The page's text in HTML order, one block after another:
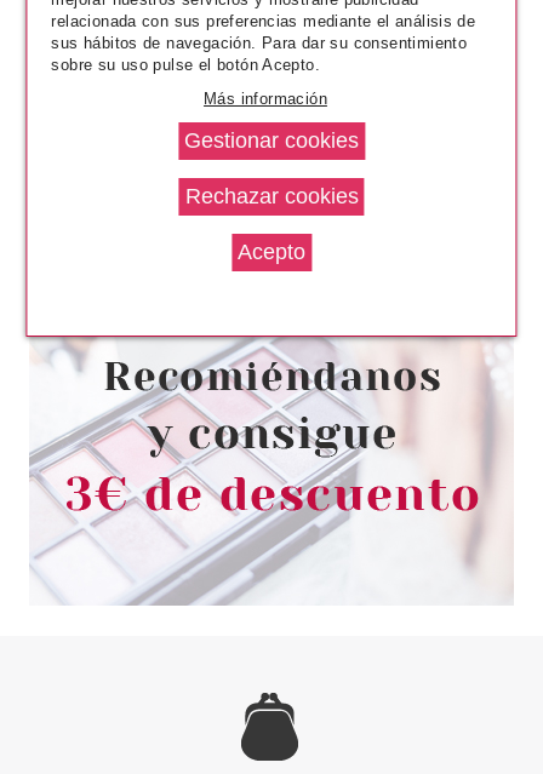
ESSENCE
ESSENCE APLICADOR DE
Pvr 3.79€
-27%
desde
2.75€
ESSENCE
ESSENCE JUICY BOMB
TROPICAL DROP BRUMA
relacionada con sus preferencias mediante el análisis de
sus hábitos de navegación. Para dar su consentimiento
sobre su uso pulse el botón Acepto.
Más información